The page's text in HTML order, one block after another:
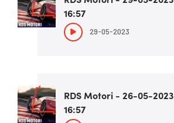
16:57
29-05-2023
RDS Motori - 26-05-2023
16:57